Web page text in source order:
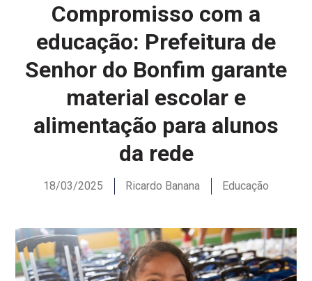
Compromisso com a
educação: Prefeitura de
Senhor do Bonfim garante
material escolar e
alimentação para alunos
da rede
18/03/2025 Ricardo Banana Educação